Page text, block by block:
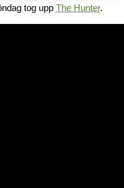
tog upp The Hunter.